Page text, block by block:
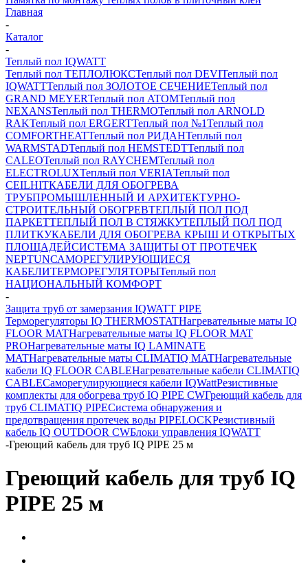
Главная
-
Каталог
-
Теплый пол IQWATT
Теплый пол ТЕПЛОЛЮКСТеплый пол DEVIТеплый пол
IQWATTТеплый пол ЗОЛОТОЕ СЕЧЕНИЕТеплый пол
GRAND MEYERТеплый пол ATOMТеплый пол
NEXANSТеплый пол THERMOТеплый пол ARNOLD
RAKТеплый пол ERGERTТеплый пол №1Теплый пол
COMFORTHEATТеплый пол РИДАНТеплый пол
WARMSTADТеплый пол HEMSTEDTТеплый пол
CALEOТеплый пол RAYCHEMТеплый пол
ELECTROLUXТеплый пол VERIAТеплый пол
CEILHITКАБЕЛИ ДЛЯ ОБОГРЕВА
ТРУБПРОМЫШЛЕННЫЙ И АРХИТЕКТУРНО-
СТРОИТЕЛЬНЫЙ ОБОГРЕВТЕПЛЫЙ ПОЛ ПОД
ПАРКЕТТЕПЛЫЙ ПОЛ В СТЯЖКУТЕПЛЫЙ ПОЛ ПОД
ПЛИТКУКАБЕЛИ ДЛЯ ОБОГРЕВА КРЫШ И ОТКРЫТЫХ
ПЛОЩАДЕЙСИСТЕМА ЗАЩИТЫ ОТ ПРОТЕЧЕК
NEPTUNСАМОРЕГУЛИРУЮЩИЕСЯ
КАБЕЛИТЕРМОРЕГУЛЯТОРЫТеплый пол
НАЦИОНАЛЬНЫЙ КОМФОРТ
-
Защита труб от замерзания IQWATT PIPE
Терморегуляторы IQ THERMOSTATНагревательные маты IQ
FLOOR MATНагревательные маты IQ FLOOR MAT
PROНагревательные маты IQ LAMINATE
MATНагревательные маты CLIMATIQ MATНагревательные
кабели IQ FLOOR CABLEНагревательные кабели CLIMATIQ
CABLEСаморегулирующиеся кабели IQWattРезистивные
комплекты для обогрева труб IQ PIPE CWГреющий кабель для
труб CLIMATIQ PIPEСистема обнаружения и
предотвращения протечек воды PIPELOCKРезистивный
кабель IQ OUTDOOR CWБлоки управления IQWATT
-Греющий кабель для труб IQ PIPE 25 м
Греющий кабель для труб IQ
PIPE 25 м